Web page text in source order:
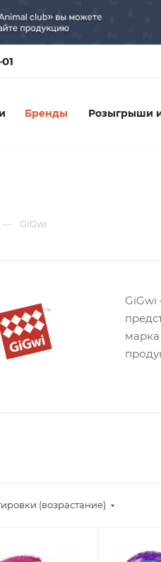
Бренды Розыгрыши
— GiGwi
GiGwi
марка
(возрастание)